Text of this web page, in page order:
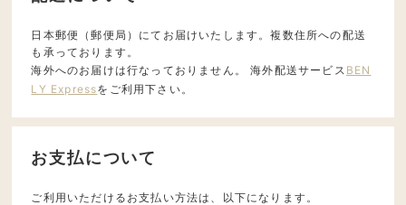
日本郵便（郵便局）にてお届けいたします。複数住所への配送
も承っております。
海外へのお届けは行なっておりません。 海外配送サービス BEN
LY Expressをご利用下さい。
お支払について
ご利用いただけるお支払い方法は、以下になります。